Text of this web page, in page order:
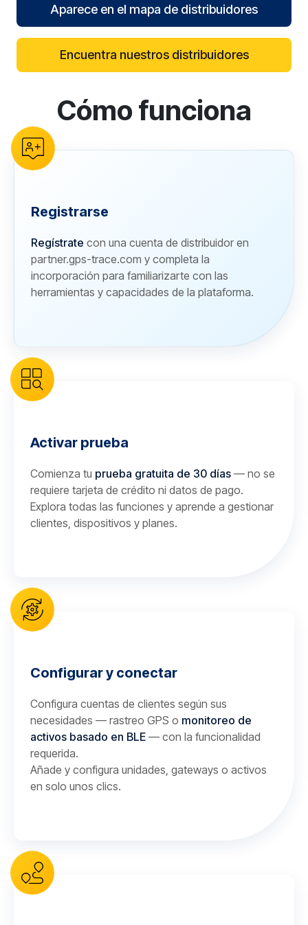
Aparece en el mapa de distribuidores
Encuentra nuestros distribuidores
reCAPTCHA verification
Cómo funciona
Registrarse
Regístrate con una cuenta de distribuidor en
partner.gps-trace.com y completa la
incorporación para familiarizarte con las
herramientas y capacidades de la plataforma.
Activar prueba
Comienza tu prueba gratuita de 30 días — no se
requiere tarjeta de crédito ni datos de pago.
Explora todas las funciones y aprende a gestionar
clientes, dispositivos y planes.
Configurar y conectar
Configura cuentas de clientes según sus
necesidades — rastreo GPS o monitoreo de
activos basado en BLE — con la funcionalidad
requerida.
Añade y configura unidades, gateways o activos
en solo unos clics.